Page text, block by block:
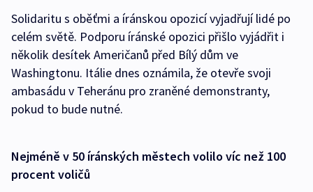
Solidaritu s oběťmi a íránskou opozicí vyjadřují lidé po
celém světě. Podporu íránské opozici přišlo vyjádřit i
několik desítek Američanů před Bílý dům ve
Washingtonu. Itálie dnes oznámila, že otevře svoji
ambasádu v Teheránu pro zraněné demonstranty,
pokud to bude nutné.
Nejméně v 50 íránských městech volilo víc než 100
procent voličů